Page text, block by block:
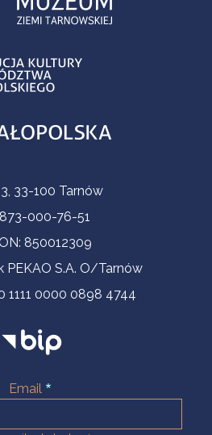
33-100 Tarnów
000-76-51
850012309
PEKAO S.A. O/Tarnów
1111 0000 0898 4744
Email